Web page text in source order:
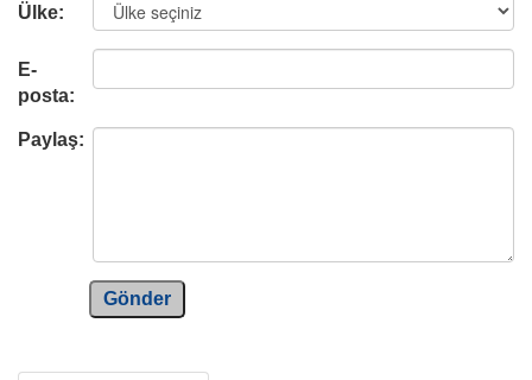
Ülke:
E-
posta:
Paylaş:
Gönder